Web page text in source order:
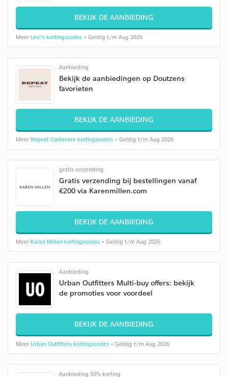
BEKIJK DE AANBIEDING
Meer Levi's kortingscodes • Geldig t/m Aug 2026
Aanbieding
Bekijk de aanbiedingen op Doutzens
favorieten
BEKIJK DE AANBIEDING
Meer Repeat Cashmere kortingscodes • Geldig t/m Aug 2026
gratis verzending
Gratis verzending bij bestellingen vanaf
€200 via Karenmillen.com
BEKIJK DE AANBIEDING
Meer Karen Millen kortingscodes • Geldig t/m Aug 2026
Aanbieding
Urban Outfitters Multi-buy offers: bekijk
de promoties voor voordeel
BEKIJK DE AANBIEDING
Meer Urban Outfitters kortingscodes • Geldig t/m Aug 2026
Aanbieding 50% korting